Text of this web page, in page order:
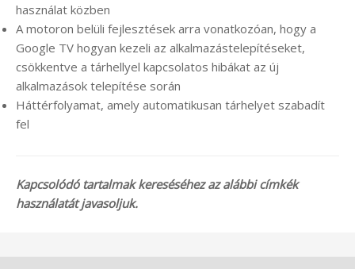
használat közben
A motoron belüli fejlesztések arra vonatkozóan, hogy a
Google TV hogyan kezeli az alkalmazástelepítéseket,
csökkentve a tárhellyel kapcsolatos hibákat az új
alkalmazások telepítése során
Háttérfolyamat, amely automatikusan tárhelyet szabadít
fel
Kapcsolódó tartalmak kereséséhez az alábbi címkék
használatát javasoljuk.